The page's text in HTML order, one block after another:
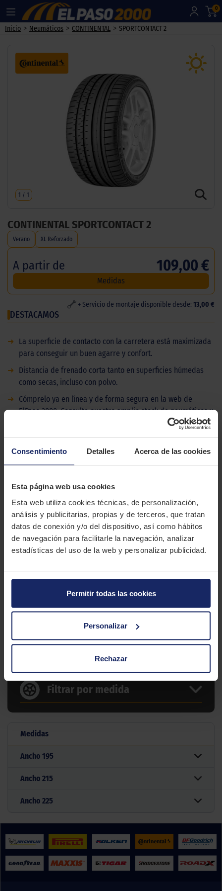
Consentimiento Detalles Acerca de las cookies
Esta página web usa cookies
Esta web utiliza cookies técnicas, de personalización,
análisis y publicitarias, propias y de terceros, que tratan
datos de conexión y/o del dispositivo, así como hábitos
de navegación para facilitarle la navegación, analizar
estadísticas del uso de la web y personalizar publicidad.
Permitir todas las cookies
Personalizar
Rechazar
0
Inicio > Neumáticos > CONTINENTAL > SPORTCONTACT 2
1 / 1
CONTINENTAL SPORTCONTACT 2
Verano XL Reforzado
A partir de 109,00 €
Medidas
+ Servicio de montaje disponible desde: 13,00 €
DESTACAMOS
➜
La superficie de contacto con la carretera está maximizada
para conseguir un buen agarre y confort.
➜
Distancia de frenado corta tanto en superficies húmedas
como secas, incluso con polvo.
➜
Cómprelo ya en línea y de forma segura en la web de
ElPaso 2000. Consulte nuestro amplio stock de neumáticos y
CONTINENTAL SPORTCONTACT 2
SportContact de neumáticos deportivos de Continental.
Diseñados para la conducción rápida y deportiva en carretera.
CARACTERÍSTICAS TÉCNICAS
Marca
CONTINENTAL
Verano
Tipo conducción
SPORT
4 MEDIDAS PARA EL NEUMÁTICO
CONTINENTAL SPORTCONTACT 2
Filtrar por medida
Medidas
Ancho 195
Ancho 215
Ancho 225